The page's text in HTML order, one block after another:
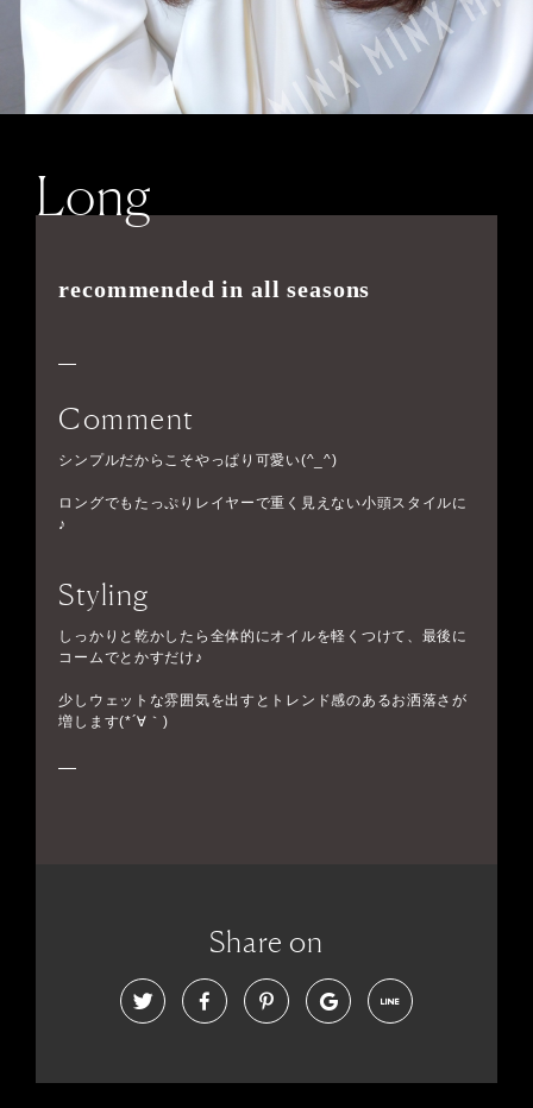
Long
recommended in all seasons
Comment
シンプルだからこそやっぱり可愛い(^_^)
ロングでもたっぷりレイヤーで重く見えない小頭スタイルに
♪
Styling
しっかりと乾かしたら全体的にオイルを軽くつけて、最後に
コームでとかすだけ♪
少しウェットな雰囲気を出すとトレンド感のあるお洒落さが
増します(*´∀｀)
Share on